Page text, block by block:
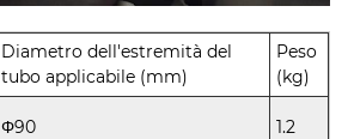
Diametro dell'estremità del
tubo applicabile (mm)
Peso
(kg)
Φ90 1.2